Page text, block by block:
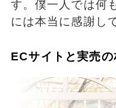
す。僕一人では何
には本当に感謝し
ECサイトと実売